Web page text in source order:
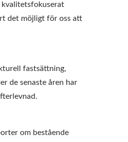
kvalitetsfokuserat
det möjligt för oss att
fastsättning,
de senaste åren har
om bestående